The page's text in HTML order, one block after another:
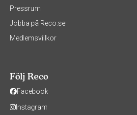
Pressrum
Jobba på Reco.se
Medlemsvillkor
Följ Reco
Facebook
Instagram